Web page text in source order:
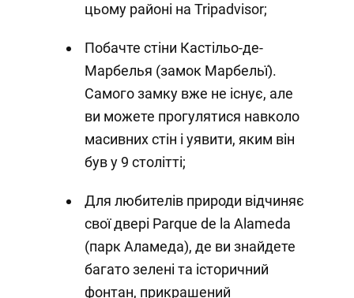
цьому районі на Tripadvisor;
Побачте стіни Кастільо-де-
Марбелья (замок Марбельї).
Самого замку вже не існує, але
ви можете прогулятися навколо
масивних стін і уявити, яким він
був у 9 столітті;
Для любителів природи відчиняє
свої двері Parque de la Alameda
(парк Аламеда), де ви знайдете
багато зелені та історичний
фонтан, прикрашений